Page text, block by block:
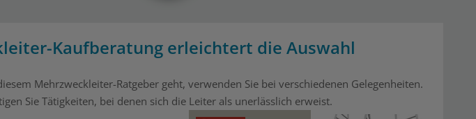
Kaufberatung erleichtert die Auswahl
Mehrzweckleiter-Ratgeber geht, verwenden Sie bei verschiedenen Gelegenheiten.
Sie Tätigkeiten, bei denen sich die Leiter als unerlässlich erweist.